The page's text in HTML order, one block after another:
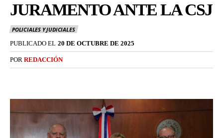
JURAMENTO ANTE LA CSJ
POLICIALES Y JUDICIALES
PUBLICADO EL 20 DE OCTUBRE DE 2025
POR REDACCIÓN